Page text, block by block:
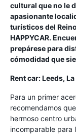
cultural que no le
apasionante
turísticos del
HAPPYCAR.
prepárese para
cómodidad que
Rent car: Leeds,
Para un primer
recomendamos
hermoso centro
incomparable para